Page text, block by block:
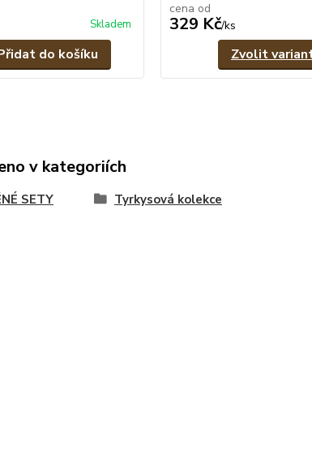
Skladem
do košíku
cena od
329 Kč/ks
Zvolit
v kategoriích
SETY Tyrkysová kolekce